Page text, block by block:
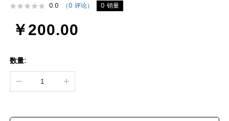
0.0
（0 评论） 0 销量
￥200.00
数量: